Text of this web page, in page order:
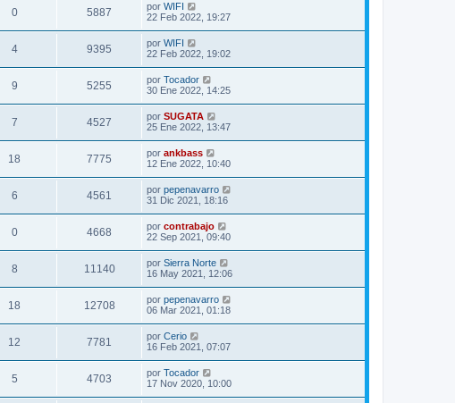
0 5887 por WIFI
22 Feb 2022, 19:27
4 9395 por WIFI
22 Feb 2022, 19:02
9 5255 por Tocador
30 Ene 2022, 14:25
7 4527 por SUGATA
25 Ene 2022, 13:47
18 7775 por ankbass
12 Ene 2022, 10:40
6 4561 por pepenavarro
31 Dic 2021, 18:16
0 4668 por contrabajo
22 Sep 2021, 09:40
8 11140 por Sierra Norte
16 May 2021, 12:06
18 12708 por pepenavarro
06 Mar 2021, 01:18
12 7781 por Cerio
16 Feb 2021, 07:07
5 4703 por Tocador
17 Nov 2020, 10:00